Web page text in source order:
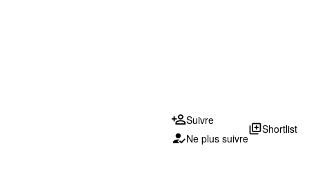
Suivre
Ne plus suivre
library_addShortlist